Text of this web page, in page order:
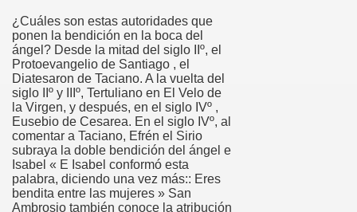
¿Cuáles son estas autoridades que
ponen la bendición en la boca del
ángel? Desde la mitad del siglo IIº, el
Protoevangelio de Santiago , el
Diatesaron de Taciano. A la vuelta del
siglo IIº y IIIº, Tertuliano en El Velo de
la Virgen, y después, en el siglo IVº ,
Eusebio de Cesarea. En el siglo IVº, al
comentar a Taciano, Efrén el Sirio
subraya la doble bendición del ángel e
Isabel « E Isabel conformó esta
palabra, diciendo una vez más:: Eres
bendita entre las mujeres » San
Ambrosio también conoce la atribución